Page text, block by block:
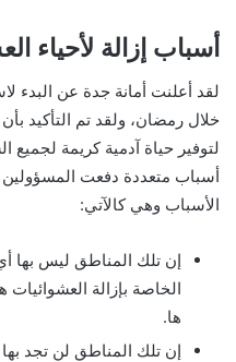
أسباب إزالة لأحياء
لقد أعلنت أمانة جدة عن البدء
خلال رمضان، ولقد تم التأكيد
لتوفير حياة آدمية كريمة لجميع
أسباب متعددة دفعت المسؤولين
الأسباب وهي كالآتي:
إن تلك المناطق ليس بها
الخاصة بإزالة
ها.
إن تلك المناطق لن تجد